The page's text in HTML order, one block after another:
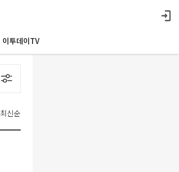
이투데이TV
최신순